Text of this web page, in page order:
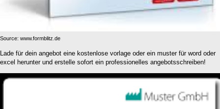
Source: www.formblitz.de
Lade für dein angebot eine kostenlose vorlage oder ein muster für word oder
excel herunter und erstelle sofort ein professionelles angebotsschreiben!